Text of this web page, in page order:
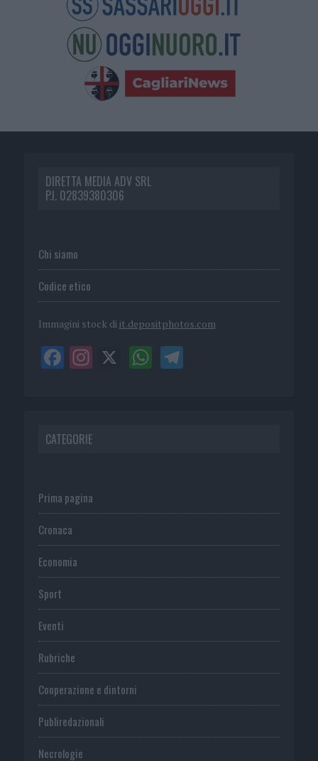
DIRETTA MEDIA ADV SRL
P.I. 02839380306
Chi siamo
Codice etico
Immagini stock di it.depositphotos.com
CATEGORIE
Prima pagina
Cronaca
Economia
Sport
Eventi
Rubriche
Cooperazione e dintorni
Publiredazionali
Necrologie